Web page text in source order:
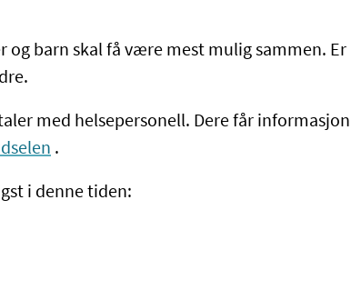
og barn skal få være mest mulig sammen. Er
med helsepersonell. Dere får informasjon
.
i denne tiden: